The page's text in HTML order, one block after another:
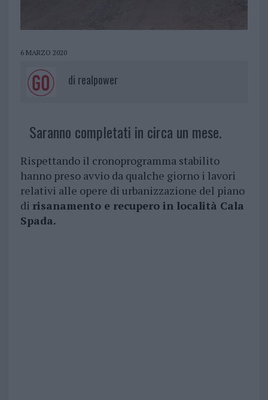
6 MARZO 2020
di realpower
Saranno completati in circa un mese.
Rispettando il cronoprogramma stabilito
hanno preso avvio da qualche giorno i lavori
relativi alle opere di urbanizzazione del piano
di risanamento e recupero in località Cala
Spada.